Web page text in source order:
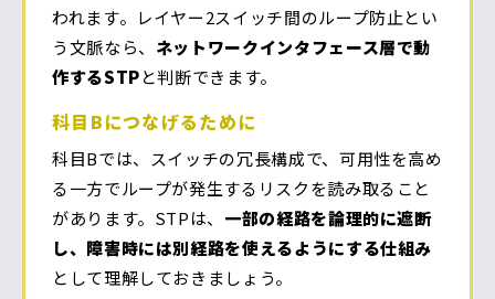
われます。レイヤー2スイッチ間のループ防止とい
う文脈なら、 ネットワークインタフェース層で動
作するSTPと判断できます。
科目Bにつなげるために
科目Bでは、スイッチの冗長構成で、可用性を高め
る一方でループが発生するリスクを読み取ること
があります。STPは、 一部の経路を論理的に遮断
し、障害時には別経路を使えるようにする仕組み
として理解しておきましょう。